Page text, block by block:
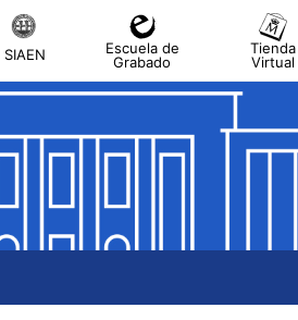
SIAEN
Escuela de
Grabado
Tienda
Virtual